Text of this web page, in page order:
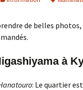
de belles photos,
à
: Le quartier